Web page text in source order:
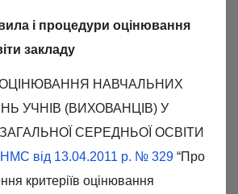
і процедури оцінювання
закладу
ОЦІНЮВАННЯ НАВЧАЛЬНИХ
УЧНІВ (ВИХОВАНЦІВ) У
СЕРЕДНЬОЇ ОСВІТИ
від 13.04.2011 р. № 329 “Про
критеріїв оцінювання